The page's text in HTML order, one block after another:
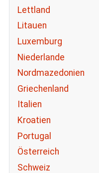
Lettland
Litauen
Luxemburg
Niederlande
Nordmazedonien
Griechenland
Italien
Kroatien
Portugal
Österreich
Schweiz